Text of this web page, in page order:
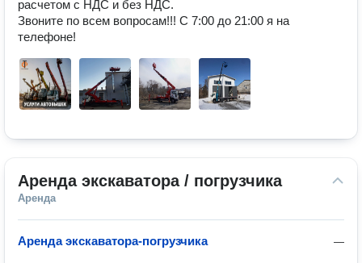
расчетом с НДС и без НДС.
Звоните по всем вопросам!!! С 7:00 до 21:00 я на
телефоне!
Аренда экскаватора / погрузчика
Аренда
—
Аренда экскаватора-погрузчика